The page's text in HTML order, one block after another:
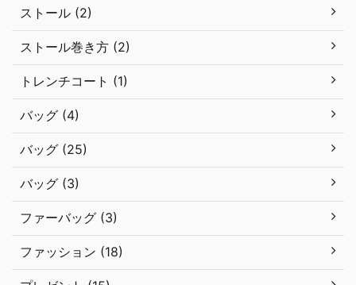
ストール (2)
ストール巻き方 (2)
トレンチコート (1)
バッグ (4)
バッグ (25)
バッグ (3)
ファーバッグ (3)
ファッション (18)